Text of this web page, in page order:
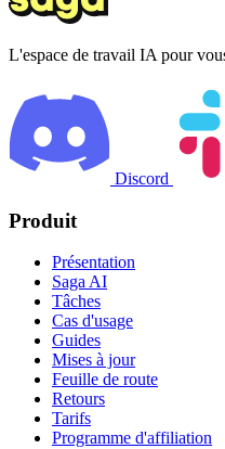
L'espace de travail IA pour
Discord
Produit
Présentation
Saga AI
Tâches
Cas d'usage
Guides
Mises à jour
Feuille de route
Retours
Tarifs
Programme d'affiliation